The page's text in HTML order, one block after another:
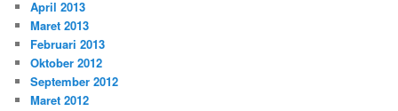
April 2013
Maret 2013
Februari 2013
Oktober 2012
September 2012
Maret 2012